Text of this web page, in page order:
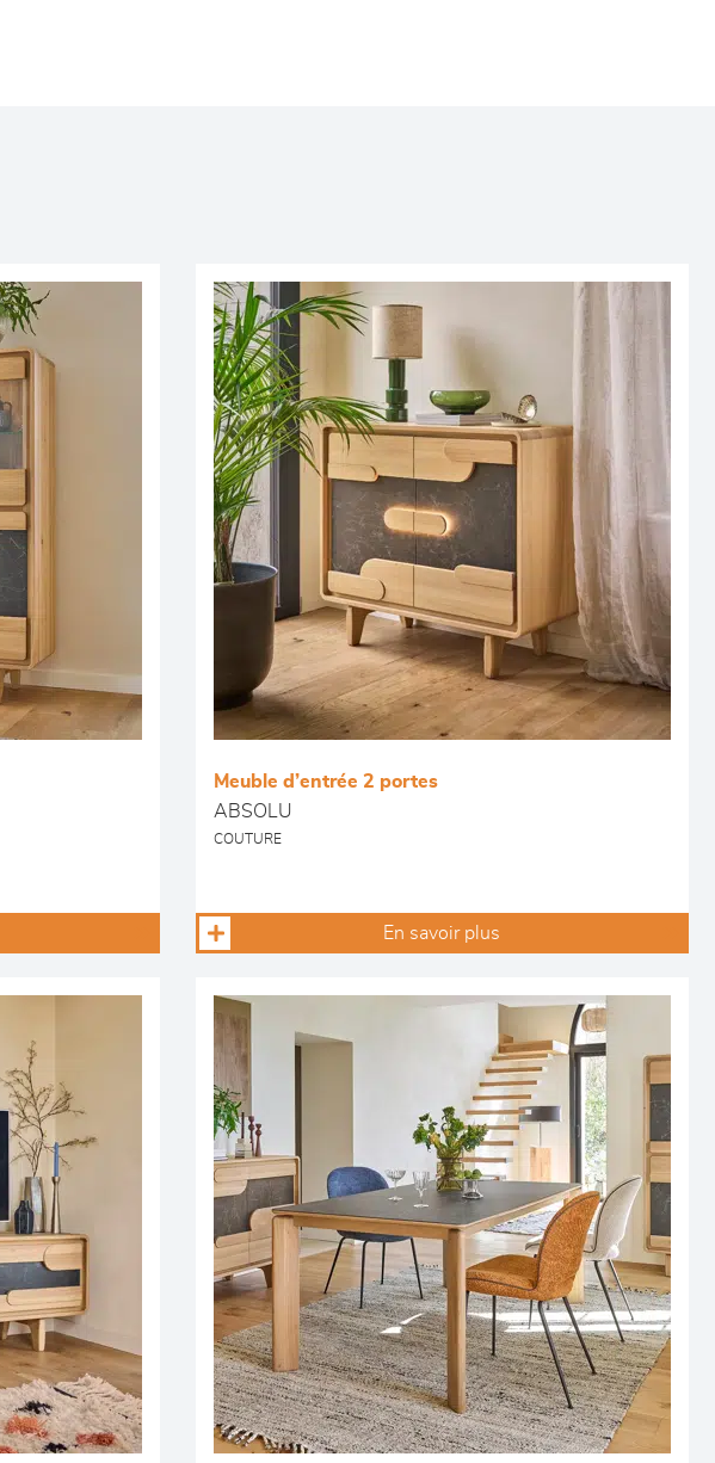
Meuble d’entrée 2 portes
ABSOLU
COUTURE
En savoir plus